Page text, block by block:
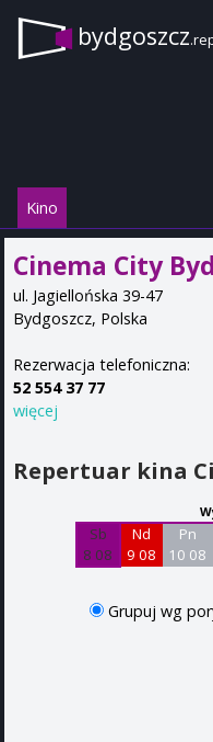
bydgoszcz
Kino
Cinema City
ul. Jagiellońska 39-47
Bydgoszcz, Polska
Rezerwacja telefoniczna:
52 554 37 77
więcej
Repertuar kina
Sb
8 08
Nd
9 08
Pn
10 08
Grupuj wg